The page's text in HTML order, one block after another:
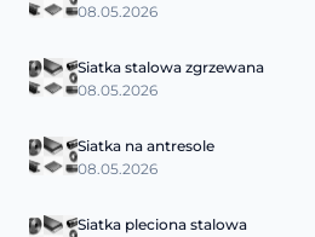
08.05.2026
Siatka stalowa zgrzewana
08.05.2026
Siatka na antresole
08.05.2026
Siatka pleciona stalowa